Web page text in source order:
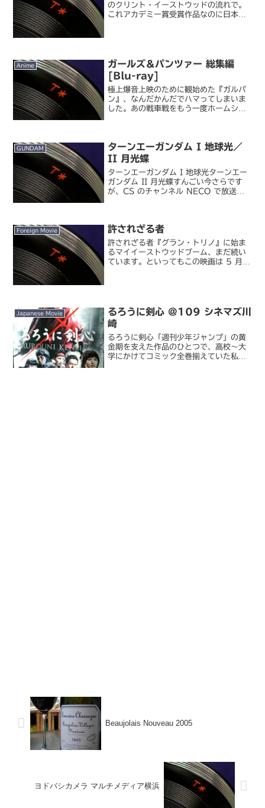
のクリント・イーストウッドの流れで。
これアカデミー賞受賞作品なのに日本で
Anime
ガールズ＆パンツァー 総集編
[Blu-ray]
極上爆音上映のために観始めた『ガルパ
ン』、なんだかんだでハマってしまいま
した。あの戦車戦をもう一度ホームシア
ですが時間がなくてま...
GUNDAM
ターンエーガンダム I 地球光／
II 月光蝶
ターンエーガンダム I 地球光ターンエー
ガンダム II 月光蝶すんごい今さらです
が、CS のチャンネル NECO で放送さ
Foreign Movie 許されざる者
許されざる者『グラン・トリノ』に始ま
るマイイーストウッドブーム、まだ続い
ています。といってもこの映画は 5 月に
Japanese Movie
るろうに剣心 @109 シネマズ川
崎
るろうに剣心「週刊少年ジャンプ」の黄
金期を支えた作品のひとつで、高校～大
学にかけてコミック全巻揃えていた私と
Beaujolais Nouveau 2005
ヨドバシカメラ マルチメディア横浜